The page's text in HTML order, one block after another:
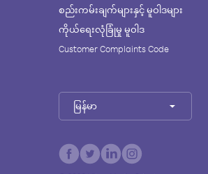
စည်းကမ်းချက်များနှင့် မူဝါဒများ
ကိုယ်ရေးလုံခြုံမှု မူဝါဒ
Customer Complaints Code
မြန်မာ